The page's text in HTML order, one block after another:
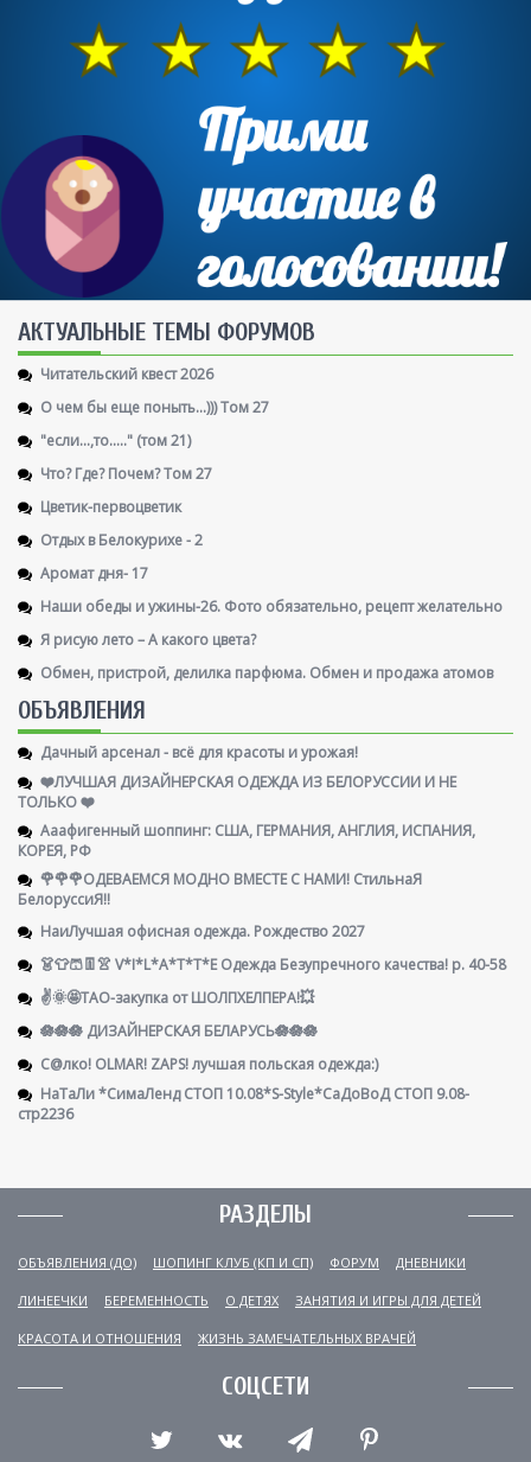
AКТУАЛЬНЫЕ ТЕМЫ ФОРУМОВ
Читательский квест 2026
О чем бы еще поныть...))) Том 27
"если...,то....." (том 21)
Что? Где? Почем? Том 27
Цветик-первоцветик
Отдых в Белокурихе - 2
Аромат дня- 17
Наши обеды и ужины-26. Фото обязательно, рецепт желательно
Я рисую лето – А какого цвета?
Обмен, пристрой, делилка парфюма. Обмен и продажа атомов
ОБЪЯВЛЕНИЯ
Дачный арсенал - всё для красоты и урожая!
❤️ЛУЧШАЯ ДИЗАЙНЕРСКАЯ ОДЕЖДА ИЗ БЕЛОРУССИИ И НЕ
ТОЛЬКО ❤️
Ааафигенный шоппинг: США, ГЕРМАНИЯ, АНГЛИЯ, ИСПАНИЯ,
КОРЕЯ, РФ
🌹🌹🌹ОДЕВАЕМСЯ МОДНО ВМЕСТЕ С НАМИ! СтильнаЯ
БелоруссиЯ‼
НаиЛучшая офисная одежда. Рождество 2027
👗👕🩳👖👚 V*I*L*A*T*T*E Одежда Безупречного качества! р. 40-58
✌️🌞🤩ТАО-закупка от ШОЛПХЕЛПЕРА!💥
🪷🪷🪷 ДИЗАЙНЕРСКАЯ БЕЛАРУСЬ🪷🪷🪷
С@лко! OLMAR! ZAPS! лучшая польская одежда:)
НаТаЛи *СимаЛенд СТОП 10.08*S-Style*СаДоВоД СТОП 9.08-
стр2236
РАЗДЕЛЫ
ОБЪЯВЛЕНИЯ (ДО) ШОПИНГ КЛУБ (КП И СП) ФОРУМ ДНЕВНИКИ
ЛИНЕЕЧКИ БЕРЕМЕННОСТЬ О ДЕТЯХ ЗАНЯТИЯ И ИГРЫ ДЛЯ ДЕТЕЙ
КРАСОТА И ОТНОШЕНИЯ ЖИЗНЬ ЗАМЕЧАТЕЛЬНЫХ ВРАЧЕЙ
СОЦСЕТИ